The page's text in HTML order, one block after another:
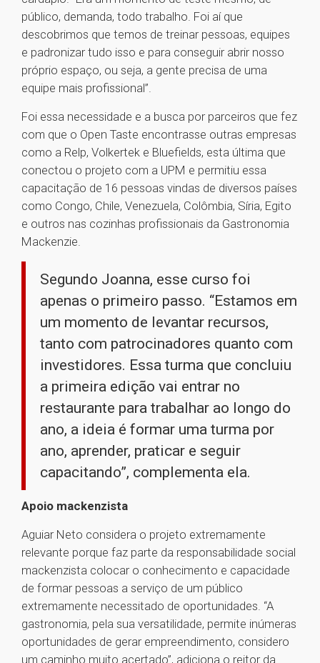
público, demanda, todo trabalho. Foi aí que
descobrimos que temos de treinar pessoas, equipes
e padronizar tudo isso e para conseguir abrir nosso
próprio espaço, ou seja, a gente precisa de uma
equipe mais profissional”.
Foi essa necessidade e a busca por parceiros que fez
com que o Open Taste encontrasse outras empresas
como a Relp, Volkertek e Bluefields, esta última que
conectou o projeto com a UPM e permitiu essa
capacitação de 16 pessoas vindas de diversos países
como Congo, Chile, Venezuela, Colômbia, Síria, Egito
e outros nas cozinhas profissionais da Gastronomia
Mackenzie.
Segundo Joanna, esse curso foi
apenas o primeiro passo. “Estamos em
um momento de levantar recursos,
tanto com patrocinadores quanto com
investidores. Essa turma que concluiu
a primeira edição vai entrar no
restaurante para trabalhar ao longo do
ano, a ideia é formar uma turma por
ano, aprender, praticar e seguir
capacitando”, complementa ela.
Apoio mackenzista
Aguiar Neto considera o projeto extremamente
relevante porque faz parte da responsabilidade social
mackenzista colocar o conhecimento e capacidade
de formar pessoas a serviço de um público
extremamente necessitado de oportunidades. “A
gastronomia, pela sua versatilidade, permite inúmeras
oportunidades de gerar empreendimento, considero
um caminho muito acertado”, adiciona o reitor da